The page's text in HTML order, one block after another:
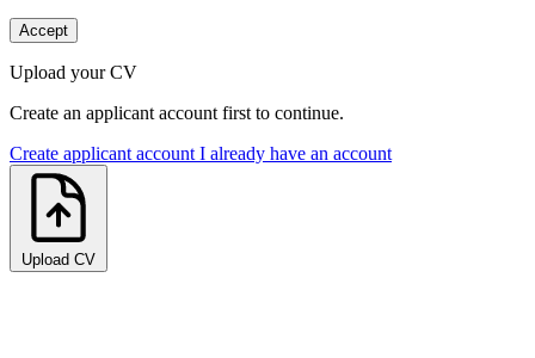
Accept
Upload your CV
Create an applicant account first to continue.
Create applicant accountI already have an account
Upload CV